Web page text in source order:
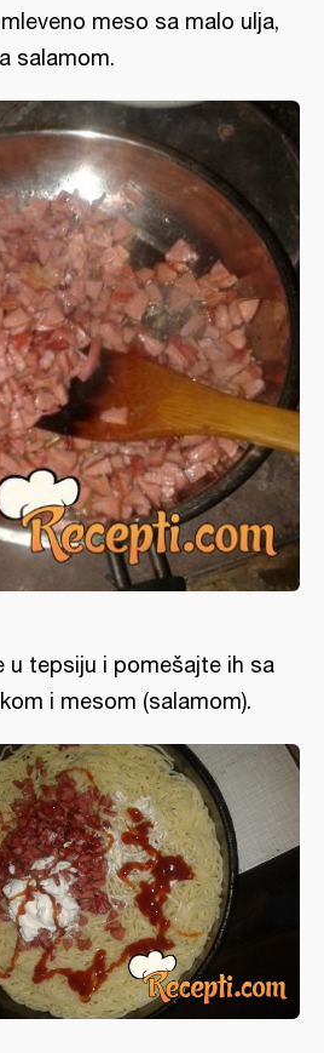
meso sa malo ulja,
salamom.
u tepsiju i pomešajte ih sa
i mesom (salamom).